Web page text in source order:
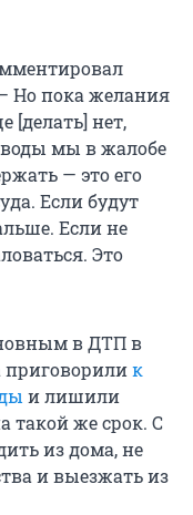
Но пока желания
[делать] нет,
мы в жалобе
— это его
Если будут
Если не
Это
в ДТП в
приговорилик
и лишили
такой же срок. С
из дома, не
и выезжать из